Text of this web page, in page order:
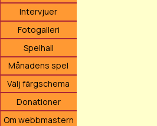
Intervjuer
Fotogalleri
Spelhall
Månadens spel
Välj färgschema
Donationer
Om webbmastern